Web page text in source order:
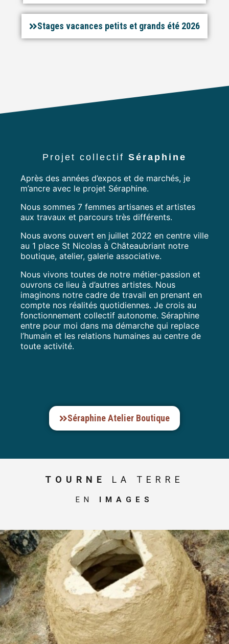
Stages vacances petits et grands été 2026
Projet collectif Séraphine
Après des années d’expos et de marchés, je
m’ancre avec le projet Séraphine.
Nous sommes 7 femmes artisanes et artistes
aux travaux et parcours très différents.
Nous avons ouvert en juillet 2022 en centre ville
au 1 place St Nicolas à Châteaubriant notre
boutique, atelier, galerie associative.
Nous vivons toutes de notre métier-passion et
ouvrons ce lieu à d’autres artistes. Nous
imaginons notre cadre de travail en prenant en
compte nos réalités quotidiennes. Je crois au
fonctionnement collectif autonome. Séraphine
entre pour moi dans ma démarche qui replace
l’humain et les relations humaines au centre de
toute activité.
Séraphine Atelier Boutique
TOURNE LA TERRE
EN IMAGES